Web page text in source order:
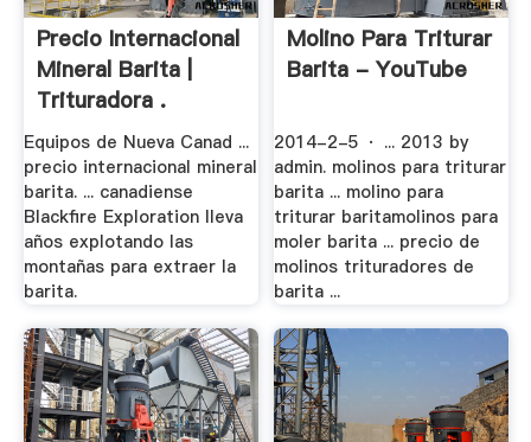
Precio Internacional
Mineral Barita |
Trituradora .
Equipos de Nueva Canad ...
precio internacional mineral
barita. ... canadiense
Blackfire Exploration lleva
años explotando las
montañas para extraer la
barita.
Molino Para Triturar
Barita - YouTube
2014-2-5 · ... 2013 by
admin. molinos para triturar
barita ... molino para
triturar baritamolinos para
moler barita ... precio de
molinos trituradores de
barita ...